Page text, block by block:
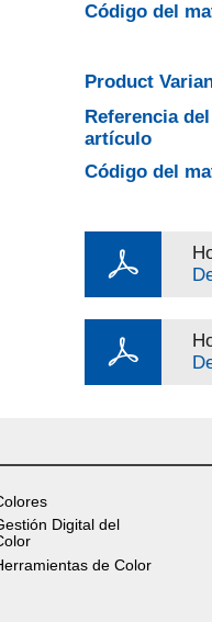
Código del
Product
Referencia del
artículo
Código del
Digital del
de Color